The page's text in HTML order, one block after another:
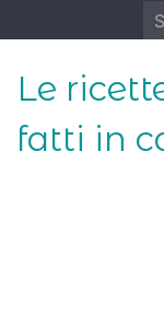
to
Le
fatti in